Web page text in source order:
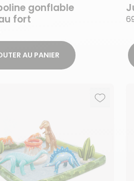
gonflable
fort
AU PANIER
Ajouter